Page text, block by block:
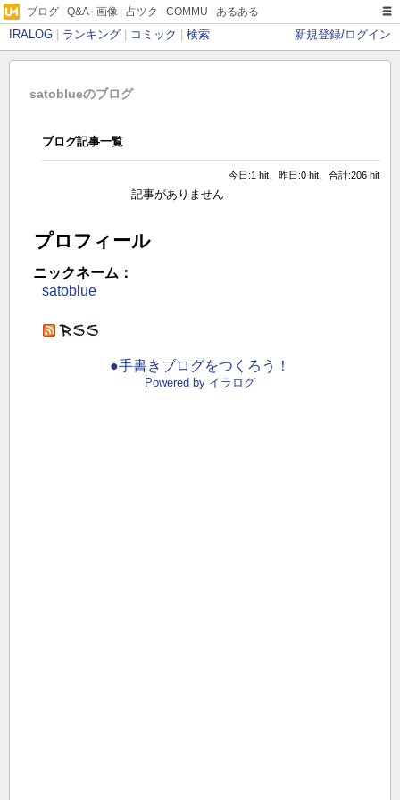
ブログ Q&A| 画像 占ツク COMMU あるある
IRALOG ランキング コミック 検索 新規登録/ログイン
satoblueのブログ
ブログ記事一覧
今日:1 hit、昨日:0 hit、合計:206 hit
記事がありません
プロフィール
ニックネーム：
satoblue
●手書きブログをつくろう！
Powered by イラログ